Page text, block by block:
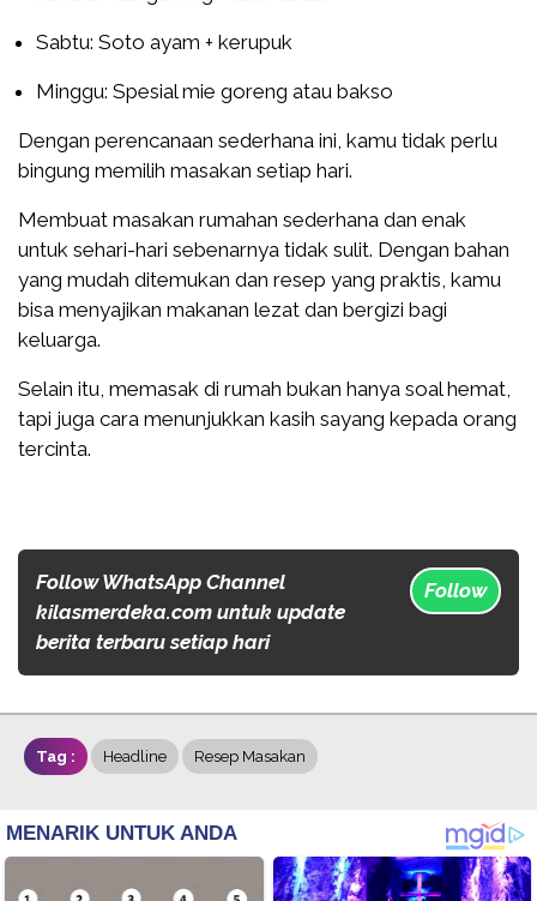
Sabtu: Soto ayam + kerupuk
Minggu: Spesial mie goreng atau bakso
Dengan perencanaan sederhana ini, kamu tidak perlu
bingung memilih masakan setiap hari.
Membuat masakan rumahan sederhana dan enak
untuk sehari-hari sebenarnya tidak sulit. Dengan bahan
yang mudah ditemukan dan resep yang praktis, kamu
bisa menyajikan makanan lezat dan bergizi bagi
keluarga.
Selain itu, memasak di rumah bukan hanya soal hemat,
tapi juga cara menunjukkan kasih sayang kepada orang
tercinta.
Follow WhatsApp Channel
kilasmerdeka.com untuk update
berita terbaru setiap hari
Follow
Tag : Headline Resep Masakan